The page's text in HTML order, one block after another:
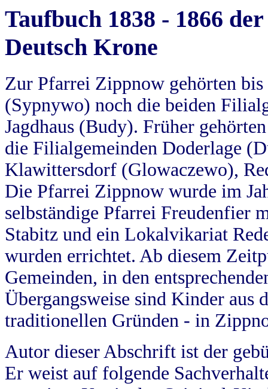
Taufbuch 1838 - 1866
Deutsch Krone
Zur Pfarrei Zippnow gehörten
(Sypnywo) noch die beiden
Jagdhaus (Budy). Früher
die Filialgemeinden Doderlage
Klawittersdorf (Glowaczewo),
Die Pfarrei Zippnow wurde im
selbständige Pfarrei Freudenfier
Stabitz und ein Lokalvikariat
wurden errichtet. Ab diesem
Gemeinden, in den
Übergangsweise sind Kinder aus
traditionellen Gründen - in
Autor dieser Abschrift ist der
Er weist auf folgende